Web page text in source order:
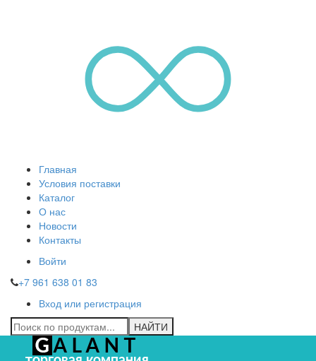
Главная
Условия поставки
Каталог
О нас
Новости
Контакты
Войти
+7 961 638 01 83
Вход или регистрация